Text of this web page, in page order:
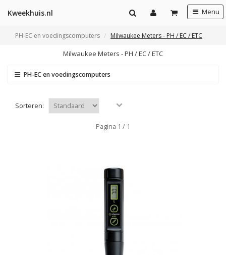
Kweekhuis.nl Menu
PH-EC en voedingscomputers Milwaukee Meters - PH / EC / ETC
Milwaukee Meters - PH / EC / ETC
PH-EC en voedingscomputers
Sorteren:
Pagina 1 / 1